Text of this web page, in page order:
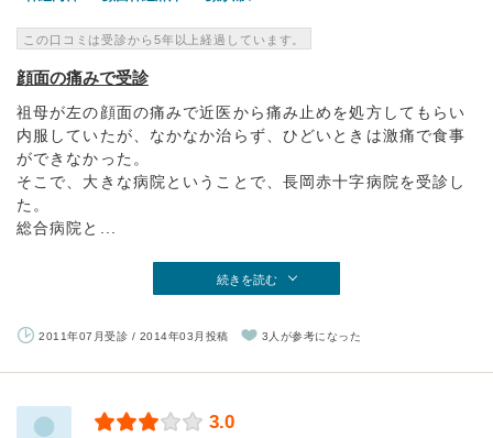
この口コミは受診から5年以上経過しています。
顔面の痛みで受診
祖母が左の顔面の痛みで近医から痛み止めを処方してもらい
内服していたが、なかなか治らず、ひどいときは激痛で食事
ができなかった。
そこで、大きな病院ということで、長岡赤十字病院を受診し
た。
総合病院と...
続きを読む
2011年07月受診 / 2014年03月投稿 3人が参考になった
3.0